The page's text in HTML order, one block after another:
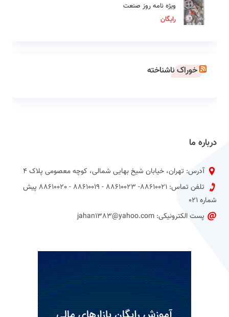
ویژه نامه روز صنعت
رایگان
خوراک ناشناخته
درباره ما
آدرس: تهران، خیابان شیخ بهایی شمالی، کوچه معصومی پلاک 4
تلفن تماس: 88610021- 88610023 - 88610019 - 88610020 پیش
شماره 021
پست الکترونیکی: jahan1383@yahoo.com